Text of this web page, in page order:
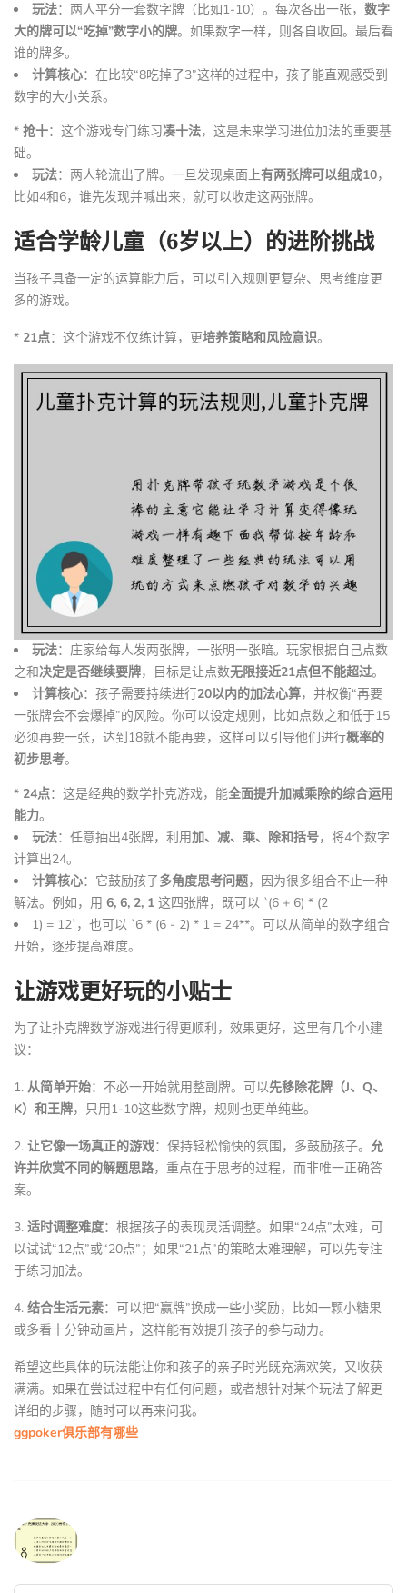
玩法：两人平分一套数字牌（比如1-10）。每次各出一张， 数字
大的牌可以“吃掉”数字小的牌。如果数字一样，则各自收回。最后看
谁的牌多。
计算核心：在比较“8吃掉了3”这样的过程中，孩子能直观感受到
数字的大小关系。
* 抢十：这个游戏专门练习凑十法，这是未来学习进位加法的重要基
础。
玩法：两人轮流出了牌。一旦发现桌面上有两张牌可以组成10，
比如4和6，谁先发现并喊出来，就可以收走这两张牌。
适合学龄儿童（6岁以上）的进阶挑战
当孩子具备一定的运算能力后，可以引入规则更复杂、思考维度更
多的游戏。
* 21点：这个游戏不仅练计算，更培养策略和风险意识。
玩法：庄家给每人发两张牌，一张明一张暗。玩家根据自己点数
之和决定是否继续要牌，目标是让点数无限接近21点但不能超过。
计算核心：孩子需要持续进行20以内的加法心算，并权衡“再要
一张牌会不会爆掉”的风险。你可以设定规则，比如点数之和低于15
必须再要一张，达到18就不能再要，这样可以引导他们进行概率的
初步思考。
* 24点：这是经典的数学扑克游戏，能全面提升加减乘除的综合运用
能力。
玩法：任意抽出4张牌，利用加、减、乘、除和括号，将4个数字
计算出24。
计算核心：它鼓励孩子多角度思考问题，因为很多组合不止一种
解法。例如，用 6, 6, 2, 1 这四张牌，既可以 `(6 + 6) * (2
1) = 12`，也可以 `6 * (6 - 2) * 1 = 24**。可以从简单的数字组合
开始，逐步提高难度。
让游戏更好玩的小贴士
为了让扑克牌数学游戏进行得更顺利，效果更好，这里有几个小建
议：
1. 从简单开始：不必一开始就用整副牌。可以先移除花牌（J、Q、
K）和王牌，只用1-10这些数字牌，规则也更单纯些。
2. 让它像一场真正的游戏：保持轻松愉快的氛围，多鼓励孩子。 允
许并欣赏不同的解题思路，重点在于思考的过程，而非唯一正确答
案。
3. 适时调整难度：根据孩子的表现灵活调整。如果“24点”太难，可
以试试“12点”或“20点”；如果“21点”的策略太难理解，可以先专注
于练习加法。
4. 结合生活元素：可以把“赢牌”换成一些小奖励，比如一颗小糖果
或多看十分钟动画片，这样能有效提升孩子的参与动力。
希望这些具体的玩法能让你和孩子的亲子时光既充满欢笑，又收获
满满。如果在尝试过程中有任何问题，或者想针对某个玩法了解更
详细的步骤，随时可以再来问我。
ggpoker俱乐部有哪些